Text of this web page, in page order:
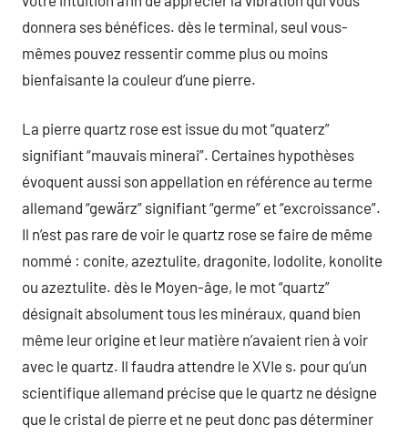
donnera ses bénéfices. dès le terminal, seul vous-
mêmes pouvez ressentir comme plus ou moins
bienfaisante la couleur d’une pierre.
La pierre quartz rose est issue du mot “quaterz”
signifiant “mauvais minerai”. Certaines hypothèses
évoquent aussi son appellation en référence au terme
allemand “gewärz” signifiant “germe” et “excroissance”.
Il n’est pas rare de voir le quartz rose se faire de même
nommé : conite, azeztulite, dragonite, lodolite, konolite
ou azeztulite. dès le Moyen-âge, le mot “quartz”
désignait absolument tous les minéraux, quand bien
même leur origine et leur matière n’avaient rien à voir
avec le quartz. Il faudra attendre le XVIe s. pour qu’un
scientifique allemand précise que le quartz ne désigne
que le cristal de pierre et ne peut donc pas déterminer